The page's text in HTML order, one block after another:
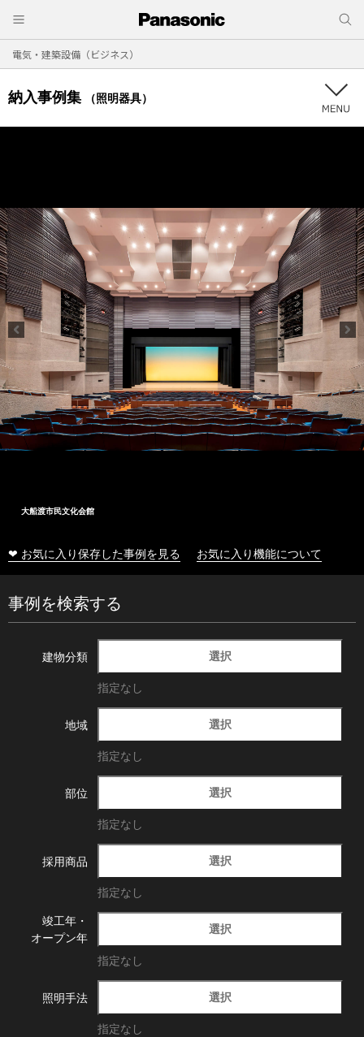
電気・建築設備（ビジネス）
納入事例集 （照明器具）
大船渡市民文化会館
❤ お気に入り保存した事例を見る お気に入り機能について
事例を検索する
建物分類 選択
指定なし
地域 選択
指定なし
部位 選択
指定なし
採用商品 選択
指定なし
竣工年・
オープン年
選択
指定なし
照明手法 選択
指定なし